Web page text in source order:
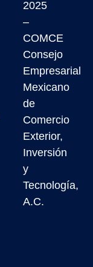
2025
–
COMCE
Consejo
Empresarial
Mexicano
de
Comercio
Exterior,
Inversión
y
Tecnología,
A.C.